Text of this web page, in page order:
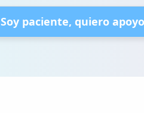
Soy paciente, quiero apoyo